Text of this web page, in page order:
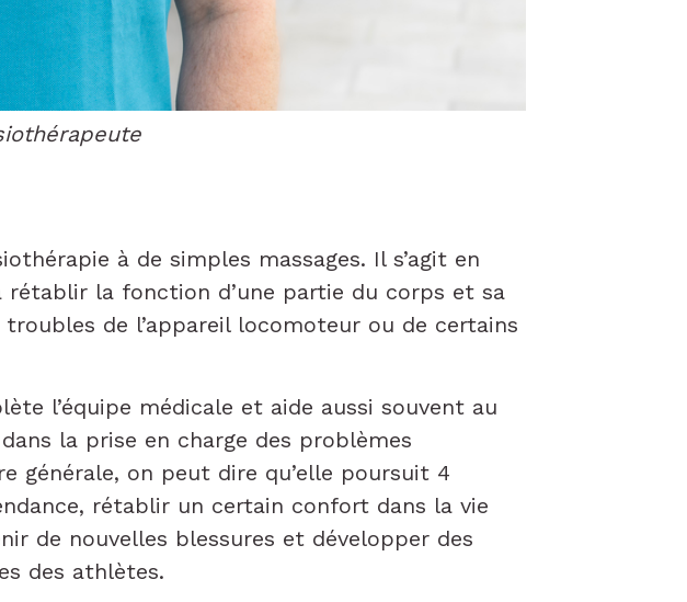
à de simples massages. Il s’agit en
rétablir la fonction d’une partie du corps et sa
de l’appareil locomoteur ou de certains
l’équipe médicale et aide aussi souvent au
la prise en charge des problèmes
générale, on peut dire qu’elle poursuit 4
rétablir un certain confort dans la vie
de nouvelles blessures et développer des
des athlètes.